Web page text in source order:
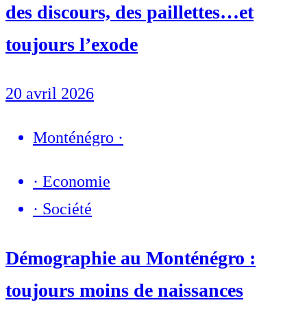
des discours, des paillettes…et
toujours l’exode
20 avril 2026
Monténégro ·
· Economie
· Société
Démographie au Monténégro :
toujours moins de naissances